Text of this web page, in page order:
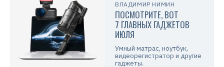
ВЛАДИМИР НИМИН
ПОСМОТРИТЕ, ВОТ
7 ГЛАВНЫХ ГАДЖЕТОВ
ИЮЛЯ
Умный матрас, ноутбук,
видеорегистратор и другие
гаджеты.